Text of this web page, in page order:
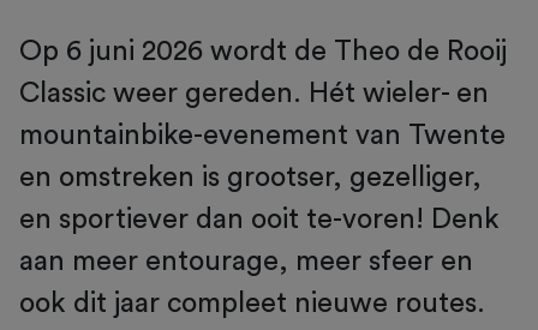
Op 6 juni 2026 wordt de Theo de Rooij
Classic weer gereden. Hét wieler- en
mountainbike-evenement van Twente
en omstreken is grootser, gezelliger,
en sportiever dan ooit te-voren! Denk
aan meer entourage, meer sfeer en
ook dit jaar compleet nieuwe routes.